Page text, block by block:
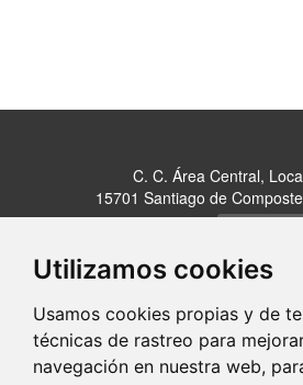
Utilizamos cookies
Usamos cookies propias y de
técnicas de rastreo para
navegación en nuestra web,
C. C. Área Central,
15701 Santiago de
portaldetuciudad.com